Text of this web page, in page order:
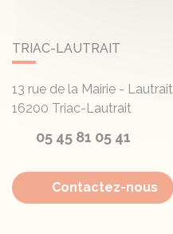
TRIAC-LAUTRAIT
13 rue de la Mairie - Lautrait
16200 Triac-Lautrait
05 45 81 05 41
Contactez-nous